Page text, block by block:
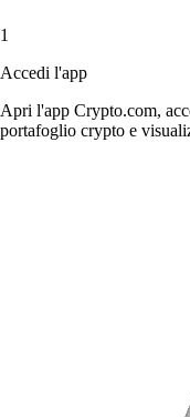
1
Accedi l'app
Apri l'app Crypto.com,
portafoglio crypto e